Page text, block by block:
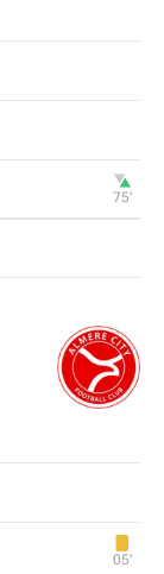
75‎’‎
05‎’‎